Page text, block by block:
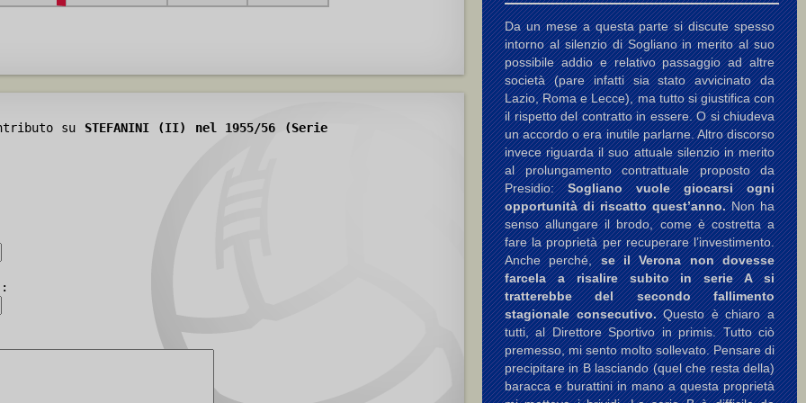
su STEFANINI (II) nel 1955/56 (Serie
Da un mese a questa parte si discute spesso
intorno al silenzio di Sogliano in merito al suo
possibile addio e relativo passaggio ad altre
società (pare infatti sia stato avvicinato da
Lazio, Roma e Lecce), ma tutto si giustifica con
il rispetto del contratto in essere. O si chiudeva
un accordo o era inutile parlarne. Altro discorso
invece riguarda il suo attuale silenzio in merito
al prolungamento contrattuale proposto da
Presidio:Sogliano vuole giocarsi ogni
opportunità di riscatto quest’anno.Non ha
senso allungare il brodo, come è costretta a
fare la proprietà per recuperare l’investimento.
Anche perché,se il Verona non dovesse
farcela a risalire subito in serie A si
tratterebbe del secondo fallimento
stagionale consecutivo.Questo è chiaro a
tutti, al Direttore Sportivo in primis. Tutto ciò
premesso, mi sento molto sollevato. Pensare di
precipitare in B lasciando (quel che resta della)
baracca e burattini in mano a questa proprietà